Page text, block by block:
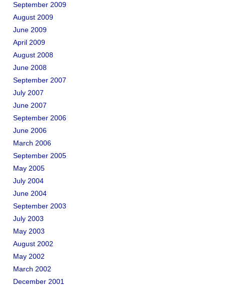
September 2009
August 2009
June 2009
April 2009
August 2008
June 2008
September 2007
July 2007
June 2007
September 2006
June 2006
March 2006
September 2005
May 2005
July 2004
June 2004
September 2003
July 2003
May 2003
August 2002
May 2002
March 2002
December 2001